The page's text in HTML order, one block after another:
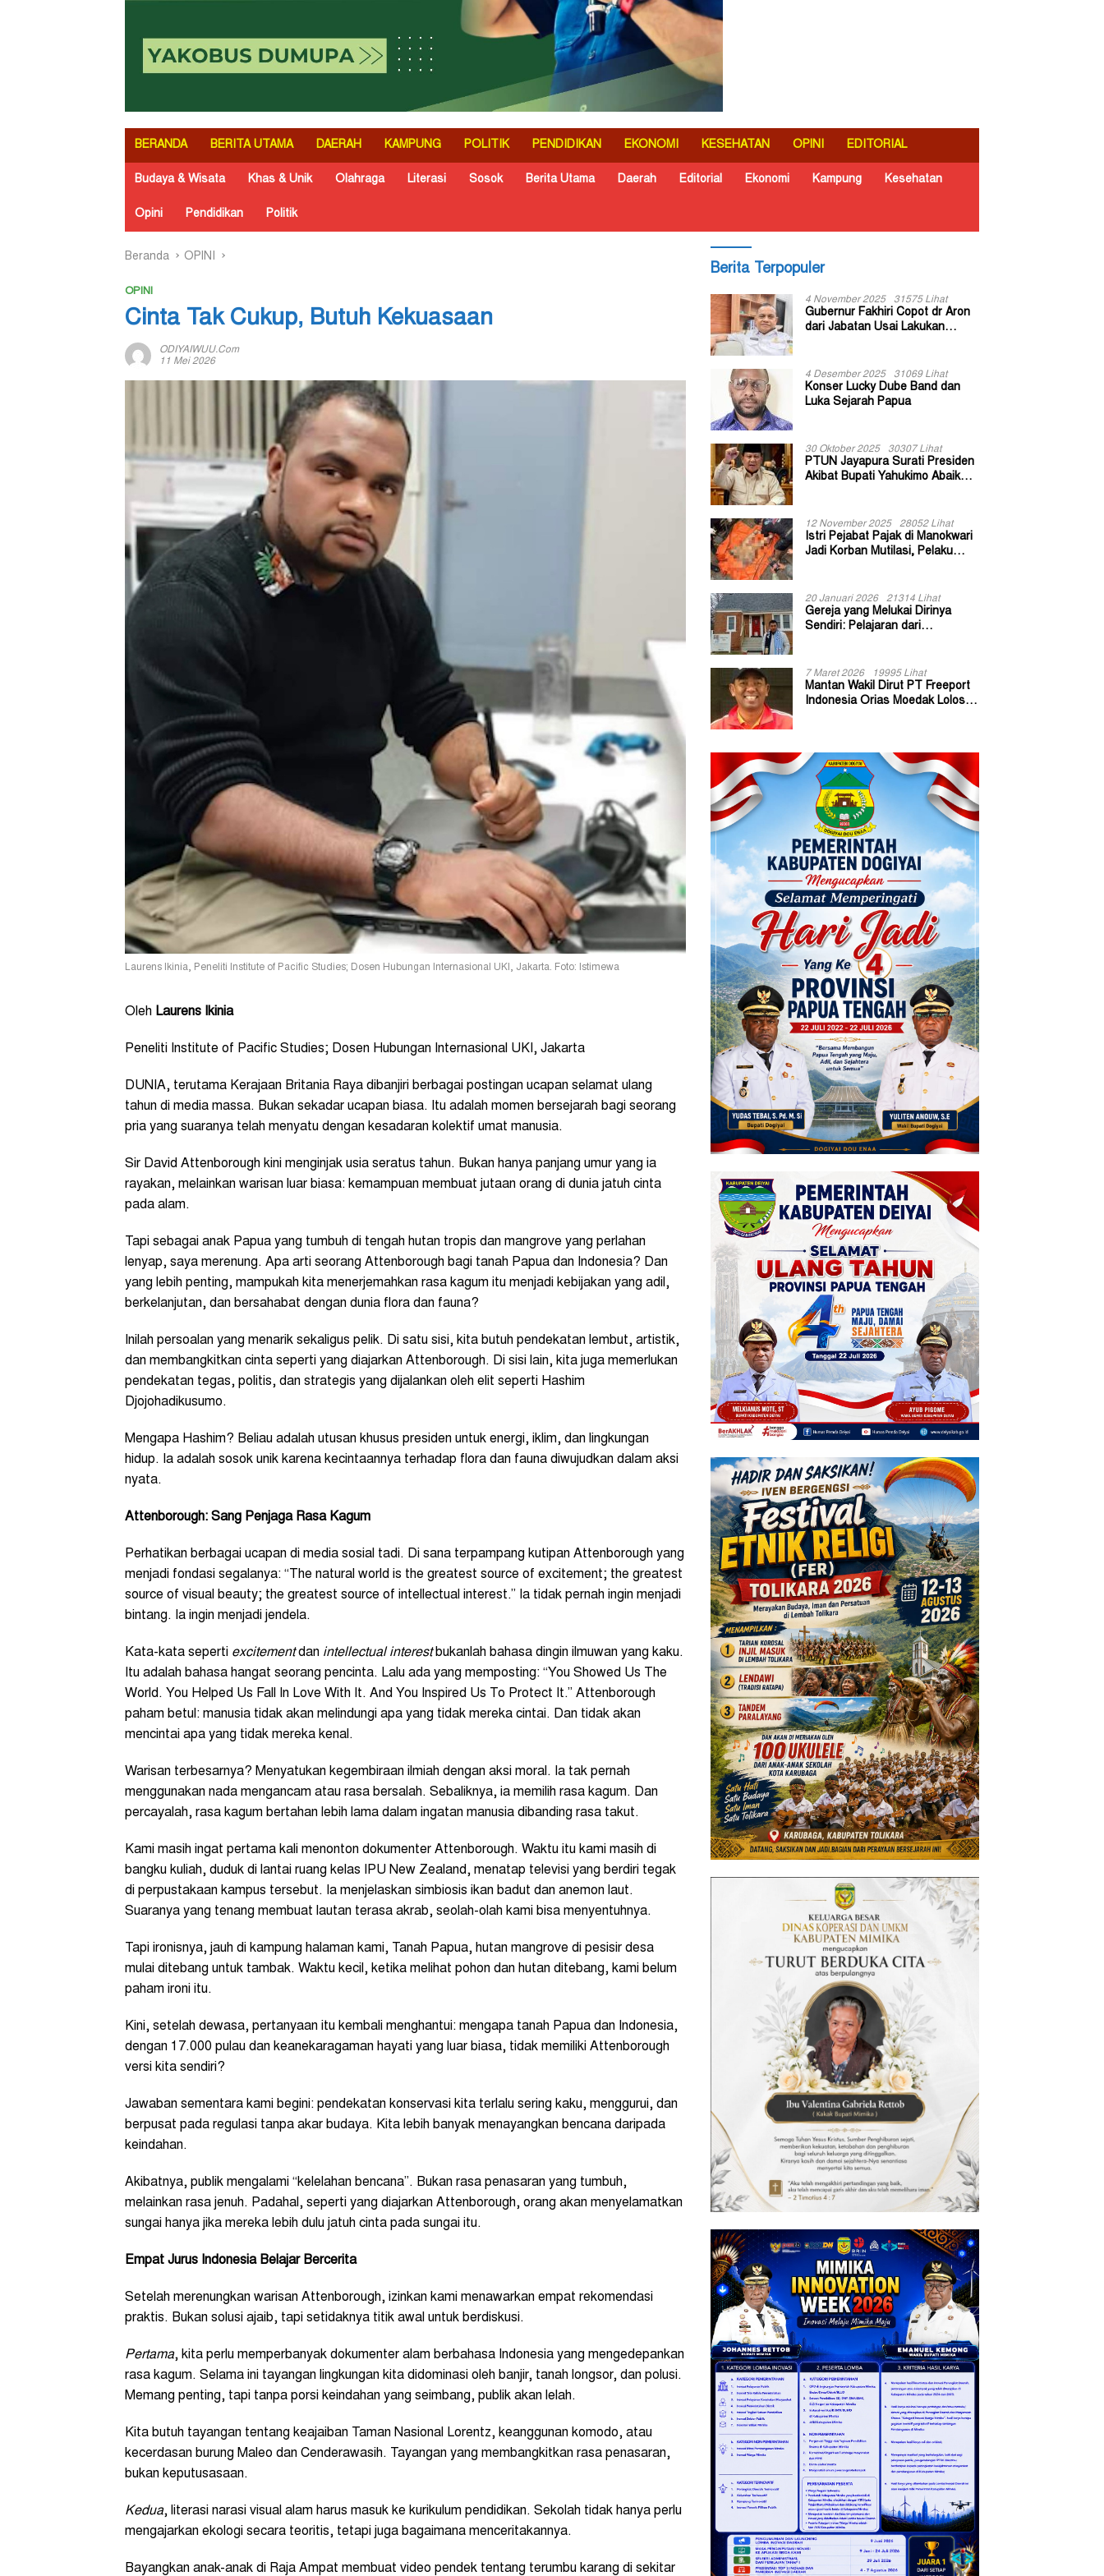
BERANDA BERITA UTAMA DAERAH KAMPUNG POLITIK PENDIDIKAN EKONOMI KESEHATAN OPINI EDITORIAL
Budaya & Wisata Khas & Unik Olahraga Literasi Sosok Berita Utama Daerah Editorial Ekonomi Kampung Kesehatan
Opini Pendidikan Politik
Beranda OPINI
OPINI
Cinta Tak Cukup, Butuh Kekuasaan
ODIYAIWUU.com
11 Mei 2026
Laurens Ikinia, Peneliti Institute of Pacific Studies; Dosen Hubungan Internasional UKI, Jakarta. Foto: Istimewa
Oleh Laurens Ikinia
Peneliti Institute of Pacific Studies; Dosen Hubungan Internasional UKI, Jakarta
DUNIA, terutama Kerajaan Britania Raya dibanjiri berbagai postingan ucapan selamat ulang
tahun di media massa. Bukan sekadar ucapan biasa. Itu adalah momen bersejarah bagi seorang
pria yang suaranya telah menyatu dengan kesadaran kolektif umat manusia.
Sir David Attenborough kini menginjak usia seratus tahun. Bukan hanya panjang umur yang ia
rayakan, melainkan warisan luar biasa: kemampuan membuat jutaan orang di dunia jatuh cinta
pada alam.
Tapi sebagai anak Papua yang tumbuh di tengah hutan tropis dan mangrove yang perlahan
lenyap, saya merenung. Apa arti seorang Attenborough bagi tanah Papua dan Indonesia? Dan
yang lebih penting, mampukah kita menerjemahkan rasa kagum itu menjadi kebijakan yang adil,
berkelanjutan, dan bersahabat dengan dunia flora dan fauna?
Inilah persoalan yang menarik sekaligus pelik. Di satu sisi, kita butuh pendekatan lembut, artistik,
dan membangkitkan cinta seperti yang diajarkan Attenborough. Di sisi lain, kita juga memerlukan
pendekatan tegas, politis, dan strategis yang dijalankan oleh elit seperti Hashim
Djojohadikusumo.
Mengapa Hashim? Beliau adalah utusan khusus presiden untuk energi, iklim, dan lingkungan
hidup. Ia adalah sosok unik karena kecintaannya terhadap flora dan fauna diwujudkan dalam aksi
nyata.
Attenborough: Sang Penjaga Rasa Kagum
Perhatikan berbagai ucapan di media sosial tadi. Di sana terpampang kutipan Attenborough yang
menjadi fondasi segalanya: “The natural world is the greatest source of excitement; the greatest
source of visual beauty; the greatest source of intellectual interest.” Ia tidak pernah ingin menjadi
bintang. Ia ingin menjadi jendela.
Kata-kata seperti excitementdan intellectual interestbukanlah bahasa dingin ilmuwan yang kaku.
Itu adalah bahasa hangat seorang pencinta. Lalu ada yang memposting: “You Showed Us The
World. You Helped Us Fall In Love With It. And You Inspired Us To Protect It.” Attenborough
paham betul: manusia tidak akan melindungi apa yang tidak mereka cintai. Dan tidak akan
mencintai apa yang tidak mereka kenal.
Warisan terbesarnya? Menyatukan kegembiraan ilmiah dengan aksi moral. Ia tak pernah
menggunakan nada mengancam atau rasa bersalah. Sebaliknya, ia memilih rasa kagum. Dan
percayalah, rasa kagum bertahan lebih lama dalam ingatan manusia dibanding rasa takut.
Kami masih ingat pertama kali menonton dokumenter Attenborough. Waktu itu kami masih di
bangku kuliah, duduk di lantai ruang kelas IPU New Zealand, menatap televisi yang berdiri tegak
di perpustakaan kampus tersebut. Ia menjelaskan simbiosis ikan badut dan anemon laut.
Suaranya yang tenang membuat lautan terasa akrab, seolah-olah kami bisa menyentuhnya.
Tapi ironisnya, jauh di kampung halaman kami, Tanah Papua, hutan mangrove di pesisir desa
mulai ditebang untuk tambak. Waktu kecil, ketika melihat pohon dan hutan ditebang, kami belum
paham ironi itu.
Kini, setelah dewasa, pertanyaan itu kembali menghantui: mengapa tanah Papua dan Indonesia,
dengan 17.000 pulau dan keanekaragaman hayati yang luar biasa, tidak memiliki Attenborough
versi kita sendiri?
Jawaban sementara kami begini: pendekatan konservasi kita terlalu sering kaku, menggurui, dan
berpusat pada regulasi tanpa akar budaya. Kita lebih banyak menayangkan bencana daripada
keindahan.
Akibatnya, publik mengalami “kelelahan bencana”. Bukan rasa penasaran yang tumbuh,
melainkan rasa jenuh. Padahal, seperti yang diajarkan Attenborough, orang akan menyelamatkan
sungai hanya jika mereka lebih dulu jatuh cinta pada sungai itu.
Empat Jurus Indonesia Belajar Bercerita
Setelah merenungkan warisan Attenborough, izinkan kami menawarkan empat rekomendasi
praktis. Bukan solusi ajaib, tapi setidaknya titik awal untuk berdiskusi.
Pertama, kita perlu memperbanyak dokumenter alam berbahasa Indonesia yang mengedepankan
rasa kagum. Selama ini tayangan lingkungan kita didominasi oleh banjir, tanah longsor, dan polusi.
Memang penting, tapi tanpa porsi keindahan yang seimbang, publik akan lelah.
Kita butuh tayangan tentang keajaiban Taman Nasional Lorentz, keanggunan komodo, atau
kecerdasan burung Maleo dan Cenderawasih. Tayangan yang membangkitkan rasa penasaran,
bukan keputusasaan.
Kedua, literasi narasi visual alam harus masuk ke kurikulum pendidikan. Sekolah tidak hanya perlu
mengajarkan ekologi secara teoritis, tetapi juga bagaimana menceritakannya.
Bayangkan anak-anak di Raja Ampat membuat video pendek tentang terumbu karang di sekitar
Berita Terpopuler
4 November 2025 31575 Lihat
Gubernur Fakhiri Copot dr Aron
dari Jabatan Usai Lakukan
4 Desember 2025 31069 Lihat
Konser Lucky Dube Band dan
Luka Sejarah Papua
30 Oktober 2025 30307 Lihat
PTUN Jayapura Surati Presiden
Akibat Bupati Yahukimo Abaikan
12 November 2025 28052 Lihat
Istri Pejabat Pajak di Manokwari
Jadi Korban Mutilasi, Pelaku
20 Januari 2026 21314 Lihat
Gereja yang Melukai Dirinya
Sendiri: Pelajaran dari
7 Maret 2026 19995 Lihat
Mantan Wakil Dirut PT Freeport
Indonesia Orias Moedak Lolos